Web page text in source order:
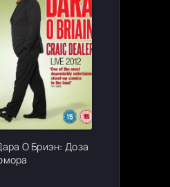
[/
О Бриэн: Доза